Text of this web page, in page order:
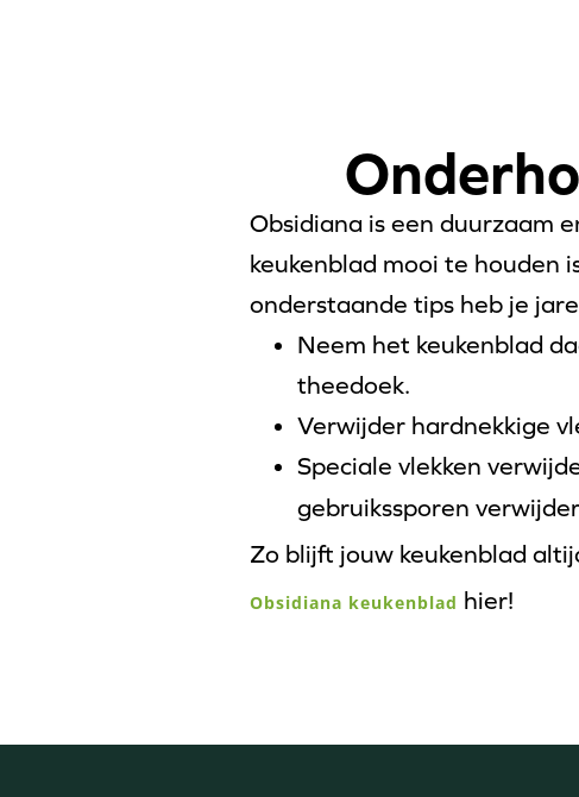
Obsidiana is een duurzaam
keukenblad mooi te houden
onderstaande tips heb je
Neem het keukenblad
theedoek.
Verwijder hardnekkige
Speciale vlekken
gebruikssporen
Zo blijft jouw keukenblad
Obsidiana keukenblad hier!